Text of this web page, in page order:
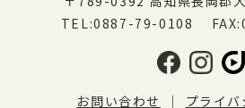
TEL:0887-79-0108
お問い合わせ ｜ プライ